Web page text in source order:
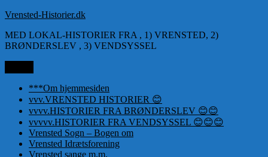
Videre
indhold
Vrensted-Historier.dk
MED LOKAL-HISTORIER FRA , 1) VRENSTED, 2)
BRØNDERSLEV , 3) VENDSYSSEL
***Om hjemmesiden
vvv.VRENSTED HISTORIER 😊
vvvv.HISTORIER FRA BRØNDERSLEV 😊😊
vvvvv.HISTORIER FRA VENDSYSSEL 😊😊😊
Vrensted Sogn – Bogen om
Vrensted Idrætsforening
Vrensted sange m.m.